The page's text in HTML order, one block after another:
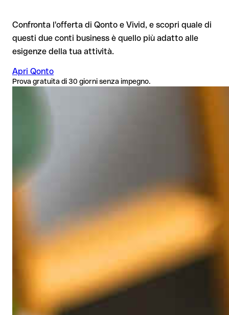
Confronta l'offerta di Qonto e Vivid, e scopri quale di
questi due conti business è quello più adatto alle
esigenze della tua attività.
Apri Qonto
Prova gratuita di 30 giorni senza impegno.